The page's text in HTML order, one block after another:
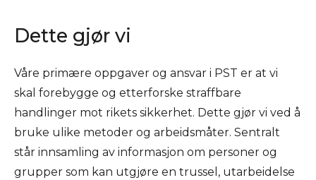
Dette gjør vi
Våre primære oppgaver og ansvar i PST er at vi
skal forebygge og etterforske straffbare
handlinger mot rikets sikkerhet. Dette gjør vi ved å
bruke ulike metoder og arbeidsmåter. Sentralt
står innsamling av informasjon om personer og
grupper som kan utgjøre en trussel, utarbeidelse